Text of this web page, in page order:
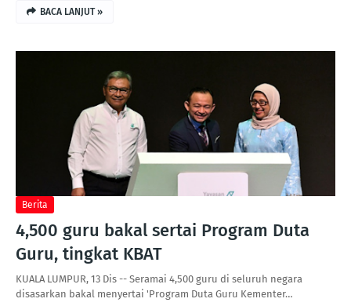
BACA LANJUT »
Berita
4,500 guru bakal sertai Program Duta
Guru, tingkat KBAT
KUALA LUMPUR, 13 Dis -- Seramai 4,500 guru di seluruh negara
disasarkan bakal menyertai 'Program Duta Guru Kementer…